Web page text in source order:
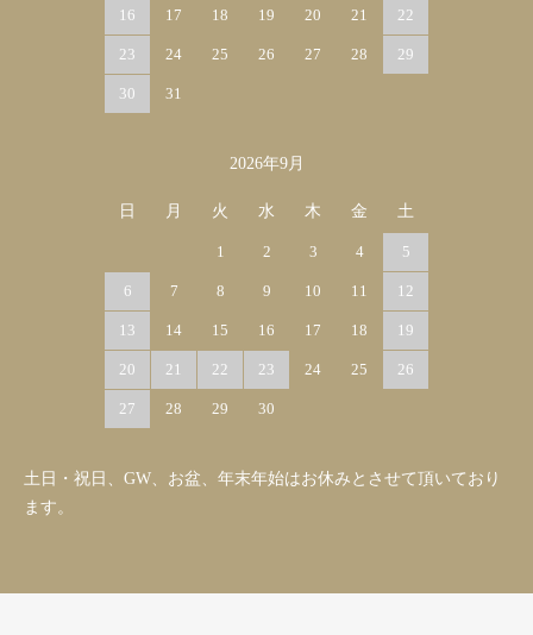
16 17 18 19 20 21 22
23 24 25 26 27 28 29
30 31
2026年9月
日 月 火 水 木 金 土
1 2 3 4 5
6 7 8 9 10 11 12
13 14 15 16 17 18 19
20 21 22 23 24 25 26
27 28 29 30
土日・祝日、GW、お盆、年末年始はお休みとさせて頂いており
ます。